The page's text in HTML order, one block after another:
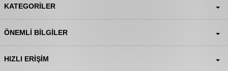
KATEGORILER
ÖNEMLI BILGILER
HIZLI ERIŞIM